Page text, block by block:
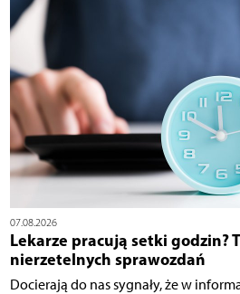
07.08.2026
Lekarze pracują setki godzin?
nierzetelnych sprawozdań
Docierają do nas sygnały, że w